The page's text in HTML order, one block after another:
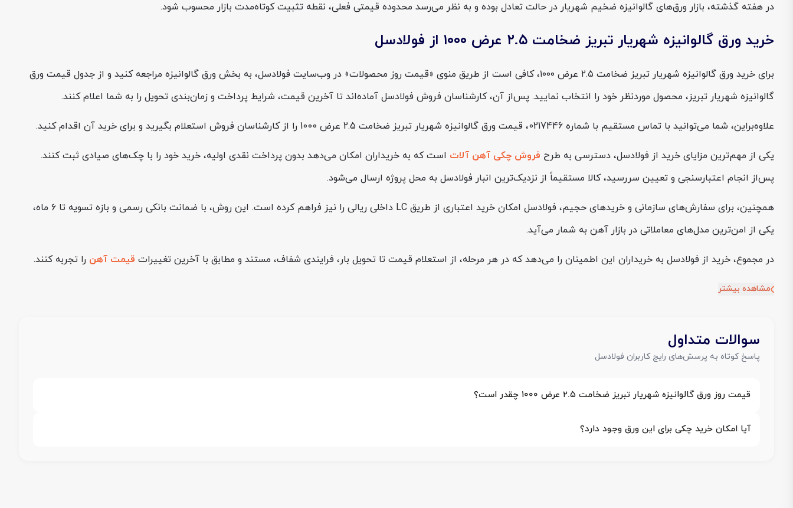
در هفته گذشته، بازار ورق‌های گالوانیزه ضخیم شهریار در حالت تعادل بوده و به نظر می‌رسد محدوده قیمتی فعلی، نقطه تثبیت کوتاه‌مدت بازار محسوب شود.
خرید ورق گالوانیزه شهریار تبریز ضخامت ۲.۵ عرض ۱۰۰۰ از فولادسل
برای خرید ورق گالوانیزه شهریار تبریز ضخامت ۲.۵ عرض ۱۰۰۰، کافی است از طریق منوی «قیمت روز محصولات» در وب‌سایت فولادسل، به بخش ورق گالوانیزه مراجعه کنید و از جدول قیمت ورق
گالوانیزه شهریار تبریز، محصول موردنظر خود را انتخاب نمایید. پس‌از آن، کارشناسان فروش فولادسل آماده‌اند تا آخرین قیمت، شرایط پرداخت و زمان‌بندی تحویل را به شما اعلام کنند.
علاوه‌براین، شما می‌توانید با تماس مستقیم با شماره 0217446، قیمت ورق گالوانیزه شهریار تبریز ضخامت 2.5 عرض 1000 را از کارشناسان فروش استعلام بگیرید و برای خرید آن اقدام کنید.
یکی از مهم‌ترین مزایای خرید از فولادسل، دسترسی به طرح فروش چکی آهن آلات است که به خریداران امکان می‌دهد بدون پرداخت نقدی اولیه، خرید خود را با چک‌های صیادی ثبت کنند.
پس‌از انجام اعتبارسنجی و تعیین سررسید، کالا مستقیماً از نزدیک‌ترین انبار فولادسل به محل پروژه ارسال می‌شود.
همچنین، برای سفارش‌های سازمانی و خریدهای حجیم، فولادسل امکان خرید اعتباری از طریق LC داخلی ریالی را نیز فراهم کرده است. این روش، با ضمانت بانکی رسمی و بازه تسویه تا ۶ ماه،
یکی از امن‌ترین مدل‌های معاملاتی در بازار آهن به شمار می‌آید.
در مجموع، خرید از فولادسل به خریداران این اطمینان را می‌دهد که در هر مرحله، از استعلام قیمت تا تحویل بار، فرایندی شفاف، مستند و مطابق با آخرین تغییرات قیمت آهن را تجربه کنند.
مشاهده بیشتر
سوالات متداول
پاسخ کوتاه به پرسش‌های رایج کاربران فولادسل
قیمت روز ورق گالوانیزه شهریار تبریز ضخامت ۲.۵ عرض ۱۰۰۰ چقدر است؟
آیا امکان خرید چکی برای این ورق وجود دارد؟